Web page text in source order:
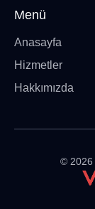
Menü
Anasayfa
Hizmetler
Hakkımızda
© 2026